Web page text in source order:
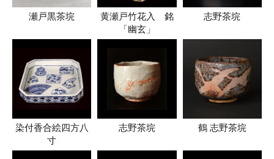
瀬戸黒茶垸
黄瀬戸竹花入 銘
「幽玄」
志野茶垸
染付香合絵四方八
寸
志野茶垸 鶴 志野茶垸